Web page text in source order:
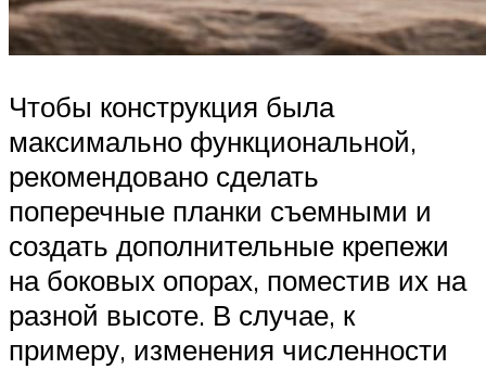
Чтобы конструкция была
максимально функциональной,
рекомендовано сделать
поперечные планки съемными и
создать дополнительные крепежи
на боковых опорах, поместив их на
разной высоте. В случае, к
примеру, изменения численности